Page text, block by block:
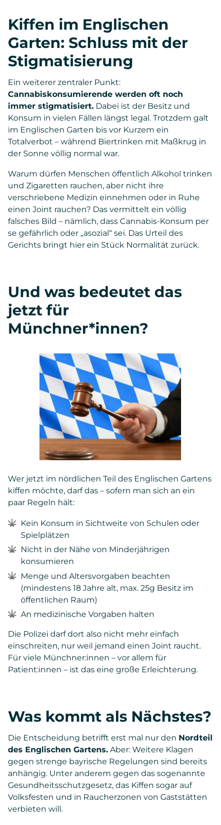
Kiffen im Englischen
Garten: Schluss mit der
Stigmatisierung
Ein weiterer zentraler Punkt:
Cannabiskonsumierende werden oft noch
immer stigmatisiert. Dabei ist der Besitz und
Konsum in vielen Fällen längst legal. Trotzdem galt
im Englischen Garten bis vor Kurzem ein
Totalverbot – während Biertrinken mit Maßkrug in
der Sonne völlig normal war.
Warum dürfen Menschen öffentlich Alkohol trinken
und Zigaretten rauchen, aber nicht ihre
verschriebene Medizin einnehmen oder in Ruhe
einen Joint rauchen? Das vermittelt ein völlig
falsches Bild – nämlich, dass Cannabis-Konsum per
se gefährlich oder „asozial“ sei. Das Urteil des
Gerichts bringt hier ein Stück Normalität zurück.
Und was bedeutet das
jetzt für
Münchner*innen?
Wer jetzt im nördlichen Teil des Englischen Gartens
kiffen möchte, darf das – sofern man sich an ein
paar Regeln hält:
Kein Konsum in Sichtweite von Schulen oder
Spielplätzen
Nicht in der Nähe von Minderjährigen
konsumieren
Menge und Altersvorgaben beachten
(mindestens 18 Jahre alt, max. 25g Besitz im
öffentlichen Raum)
An medizinische Vorgaben halten
Die Polizei darf dort also nicht mehr einfach
einschreiten, nur weil jemand einen Joint raucht.
Für viele Münchner:innen – vor allem für
Patient:innen – ist das eine große Erleichterung.
Was kommt als Nächstes?
Die Entscheidung betrifft erst mal nur den Nordteil
des Englischen Gartens. Aber: Weitere Klagen
gegen strenge bayrische Regelungen sind bereits
anhängig. Unter anderem gegen das sogenannte
Gesundheitsschutzgesetz, das Kiffen sogar auf
Volksfesten und in Raucherzonen von Gaststätten
verbieten will.